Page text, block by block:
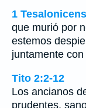
1
que murió por
estemos
juntamente
Tito 2:2-12
Los ancianos
prudentes,